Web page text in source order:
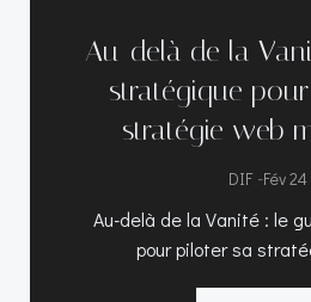
Au-delà de la
stratégique
stratégie web
DIF -Fév 24
Au-delà de la Vanité : le
pour piloter sa